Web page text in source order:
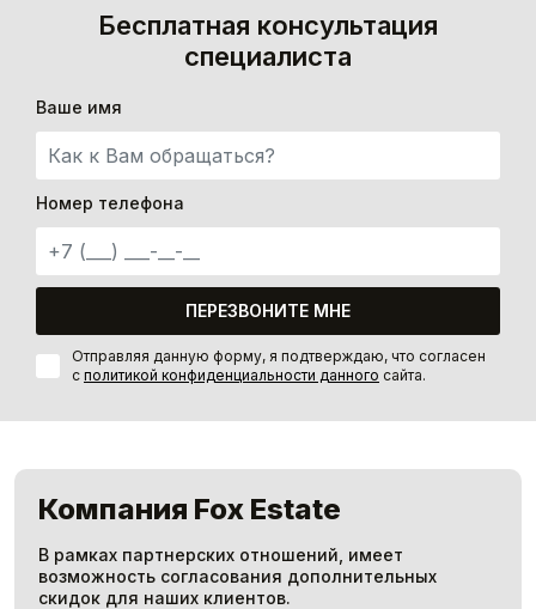
Бесплатная консультация
специалиста
Ваше имя
Номер телефона
ПЕРЕЗВОНИТЕ МНЕ
Отправляя данную форму, я подтверждаю, что согласен
с политикой конфиденциальности данного сайта.
Компания Fox Estate
В рамках партнерских отношений, имеет
возможность согласования дополнительных
скидок для наших клиентов.